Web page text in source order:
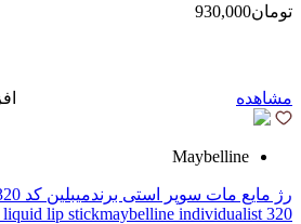
تومان930,000
مشاهده
Maybelline
lip stickmaybelline individualist 320